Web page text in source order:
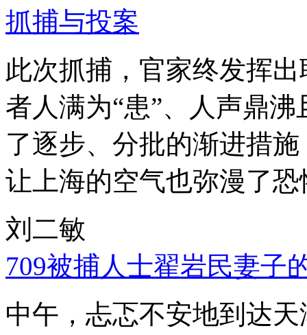
抓捕与投案
此次抓捕，官家终发挥
者人满为“患”、人声鼎
了逐步、分批的渐进措
让上海的空气也弥漫了
刘二敏
709被捕人士翟岩民妻子
中午，忐忑不安地到达